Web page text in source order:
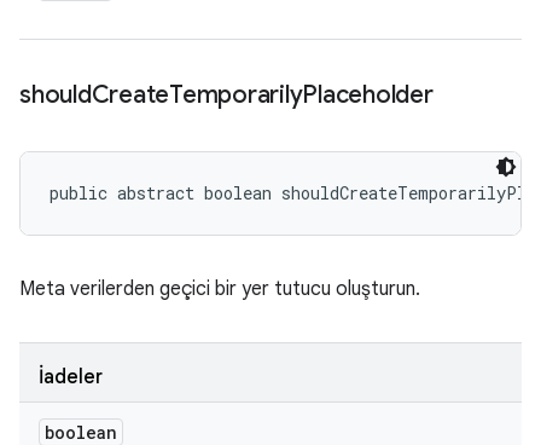
shouldCreateTemporarilyPlaceholder
public abstract boolean
Meta verilerden geçici bir yer tutucu oluşturun.
İadeler
boolean